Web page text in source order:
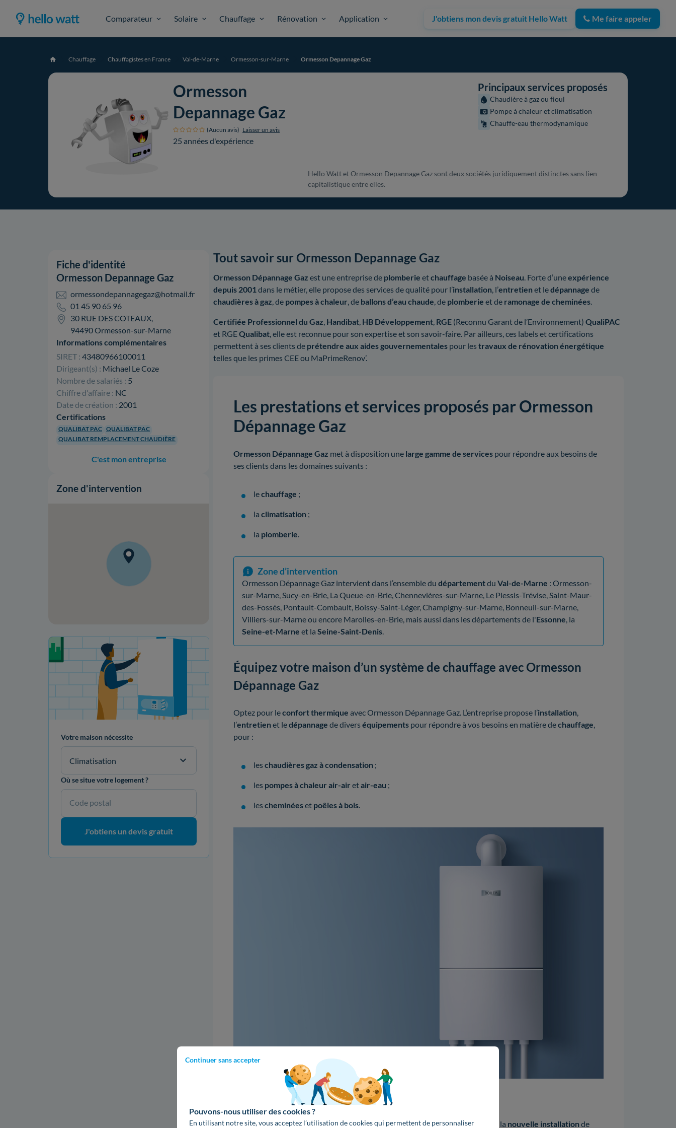
Comparateur Solaire Chauffage Rénovation Application J'obtiens mon devis gratuit Hello Watt Me faire appeler
Continuer sans accepter
Pouvons-nous utiliser des cookies ?
En utilisant notre site, vous acceptez l’utilisation de cookies qui permettent de personnaliser
Accueil Chauffage Chauffagistes en France Val-de-Marne Ormesson-sur-Marne Ormesson Depannage Gaz
Ormesson
Depannage Gaz
(Aucun avis) Laisser un avis
25 années d'expérience
Principaux services proposés
Chaudière à gaz ou fioul
Pompe à chaleur et climatisation
Chauffe-eau thermodynamique
Hello Watt et Ormesson Depannage Gaz sont deux sociétés juridiquement distinctes sans lien
capitalistique entre elles.
Fiche d'identité
Ormesson Depannage Gaz
ormessondepannagegaz@hotmail.fr
01 45 90 65 96
30 RUE DES COTEAUX,
94490 Ormesson-sur-Marne
Informations complémentaires
SIRET : 43480966100011
Dirigeant(s) : Michael Le Coze
Nombre de salariés : 5
Chiffre d'affaire : NC
Date de création : 2001
Certifications
QUALIBAT PAC QUALIBAT PAC
QUALIBAT REMPLACEMENT CHAUDIÈRE
C'est mon entreprise
Zone d'intervention
Votre projet de rénovation
Votre maison nécessite
Climatisation
Où se situe votre logement ?
Code postal
J'obtiens un devis gratuit
Tout savoir sur Ormesson Depannage Gaz
Ormesson Dépannage Gaz est une entreprise de plomberie etchauffage basée à Noiseau. Forte d’uneexpérience
depuis 2001dans le métier, elle propose des services de qualité pour l’installation, l’entretien et ledépannage de
chaudières à gaz, de pompes à chaleur, de ballons d’eau chaude, de plomberie et de ramonage de cheminées.
Certifiée Professionnel du Gaz, Handibat, HB Développement, RGE (Reconnu Garant de l’Environnement) QualiPAC
et RGEQualibat, elle est reconnue pour son expertise et son savoir-faire. Par ailleurs, ces labels et certifications
permettent à ses clients de prétendre aux aides gouvernementales pour les travaux de rénovation énergétique
telles que les primes CEE ou MaPrimeRenov’.
Les prestations et services proposés par Ormesson
Dépannage Gaz
Ormesson Dépannage Gaz met à disposition une large gamme de services pour répondre aux besoins de
ses clients dans les domaines suivants :
lechauffage ;
la climatisation ;
la plomberie.
Zone d’intervention
Ormesson Dépannage Gaz intervient dans l’ensemble du départementdu Val-de-Marne : Ormesson-
sur-Marne, Sucy-en-Brie, La Queue-en-Brie, Chennevières-sur-Marne, Le Plessis-Trévise, Saint-Maur-
des-Fossés, Pontault-Combault, Boissy-Saint-Léger, Champigny-sur-Marne, Bonneuil-sur-Marne,
Villiers-sur-Marne ou encore Marolles-en-Brie, mais aussi dans les départements de l'Essonne, la
Seine-et-Marne et la Seine-Saint-Denis.
Équipez votre maison d’un système de chauffage avec Ormesson
Dépannage Gaz
Optez pour leconfort thermique avec Ormesson Dépannage Gaz. L’entreprise propose l’installation,
l’entretienet ledépannage de diverséquipements pour répondre à vos besoins en matière dechauffage,
pour :
leschaudières gaz à condensation ;
les pompes à chaleur air-air etair-eau ;
lescheminéeset poêles à bois.
Installation d’une chaudière ou d’une PAC
Ormesson Dépannage Gaz vousaccompagnedans leremplacementou dans la nouvelle installationde